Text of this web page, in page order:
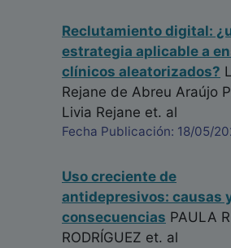
Reclutamiento digital:
estrategia aplicable a
clínicos aleatorizados?
Rejane de Abreu Araújo
Livia Rejane et. al
Fecha Publicación: 18/05/
Uso creciente de
antidepresivos: causas
consecuencias PAULA
RODRÍGUEZ et. al